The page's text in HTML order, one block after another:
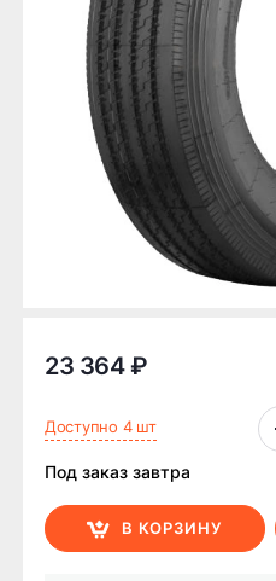
23 364 ₽
Доступно 4 шт
Под заказ завтра
В КОРЗИНУ